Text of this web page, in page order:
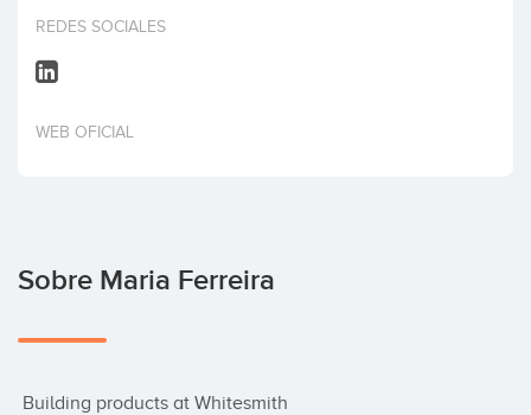
Invertir
REDES SOCIALES
WEB OFICIAL
Sobre Maria Ferreira
Building products at Whitesmith